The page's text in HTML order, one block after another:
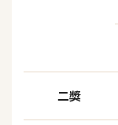
二獎